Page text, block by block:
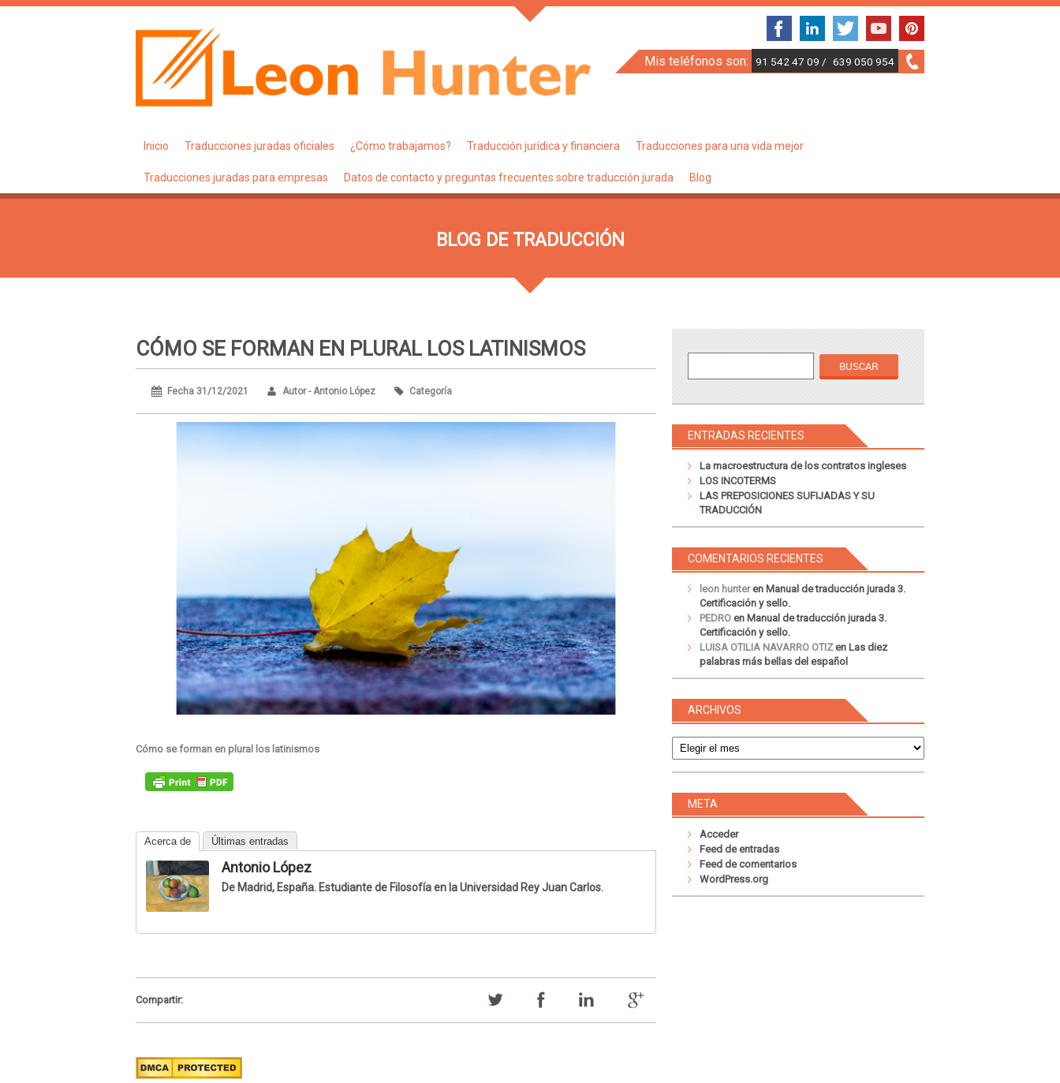
Mis teléfonos son: 91 542 47 09 / 639 050 954
Inicio Traducciones juradas oficiales ¿Cómo trabajamos? Traducción jurídica y financiera Traducciones para una vida mejor
Traducciones juradas para empresas Datos de contacto y preguntas frecuentes sobre traducción jurada Blog
BLOG DE TRADUCCIÓN
CÓMO SE FORMAN EN PLURAL LOS LATINISMOS
Fecha 31/12/2021 Autor - Antonio López Categoría
Cómo se forman en plural los latinismos
Acerca de Últimas entradas
Antonio López
De Madrid, España. Estudiante de Filosofía en la Universidad Rey Juan Carlos.
Compartir:
ENTRADAS RECIENTES
La macroestructura de los contratos ingleses
LOS INCOTERMS
LAS PREPOSICIONES SUFIJADAS Y SU
TRADUCCIÓN
COMENTARIOS RECIENTES
leon hunteren Manual de traducción jurada 3.
Certificación y sello.
PEDRO en Manual de traducción jurada 3.
Certificación y sello.
LUISA OTILIA NAVARRO OTIZen Las diez
palabras más bellas del español
ARCHIVOS
META
Acceder
Feed de entradas
Feed de comentarios
WordPress.org